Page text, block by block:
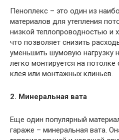
Пеноплекс – это один из
материалов для утепления
низкой теплопроводностью и
что позволяет снизить
уменьшить шумовую нагрузку
легко монтируется на
клея или монтажных клиньев.
2. Минеральная вата
Еще один популярный
гараже – минеральная вата.